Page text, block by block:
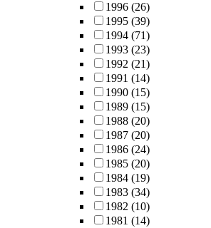
1996 (26)
1995 (39)
1994 (71)
1993 (23)
1992 (21)
1991 (14)
1990 (15)
1989 (15)
1988 (20)
1987 (20)
1986 (24)
1985 (20)
1984 (19)
1983 (34)
1982 (10)
1981 (14)